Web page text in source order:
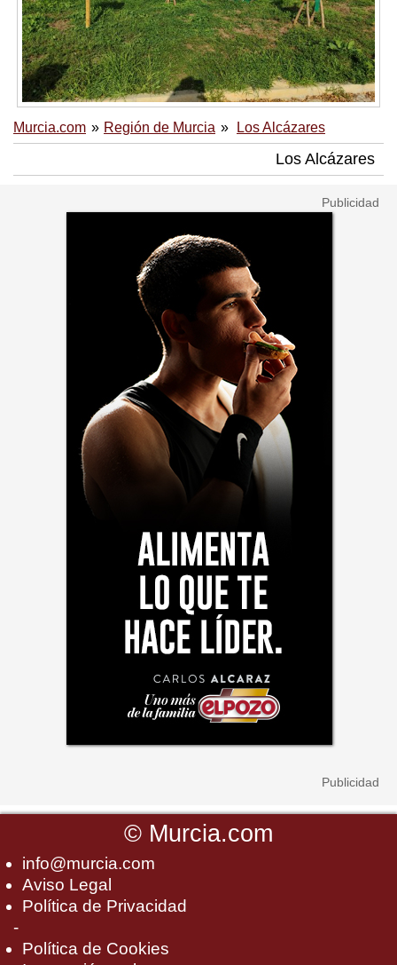
Murcia.com Región de Murcia Los Alcázares
Los Alcázares
© Murcia.com
info@murcia.com
Aviso Legal
Política de Privacidad
-
Política de Cookies